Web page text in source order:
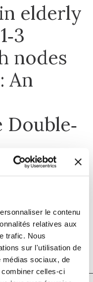
le contenu
relatives aux
trafic. Nous
sur l'utilisation de
médias sociaux, de
celles-ci
elderly
nodes
An